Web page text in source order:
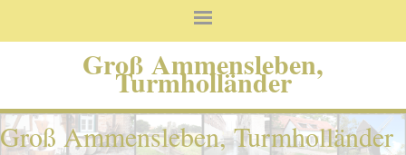
Groß Ammensleben,
Turmholländer
Groß Ammensleben, Turmholländer